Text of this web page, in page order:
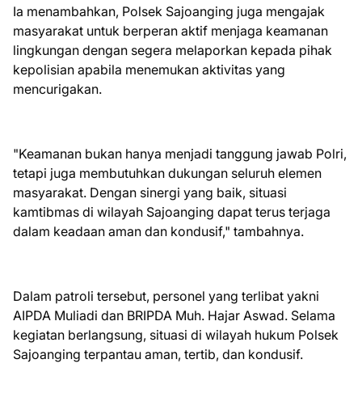
Ia menambahkan, Polsek Sajoanging juga mengajak
masyarakat untuk berperan aktif menjaga keamanan
lingkungan dengan segera melaporkan kepada pihak
kepolisian apabila menemukan aktivitas yang
mencurigakan.
"Keamanan bukan hanya menjadi tanggung jawab Polri,
tetapi juga membutuhkan dukungan seluruh elemen
masyarakat. Dengan sinergi yang baik, situasi
kamtibmas di wilayah Sajoanging dapat terus terjaga
dalam keadaan aman dan kondusif," tambahnya.
Dalam patroli tersebut, personel yang terlibat yakni
AIPDA Muliadi dan BRIPDA Muh. Hajar Aswad. Selama
kegiatan berlangsung, situasi di wilayah hukum Polsek
Sajoanging terpantau aman, tertib, dan kondusif.